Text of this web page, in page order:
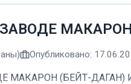
Опубликовано:
МАКАРОН (БЕЙТ-ДАГАН)